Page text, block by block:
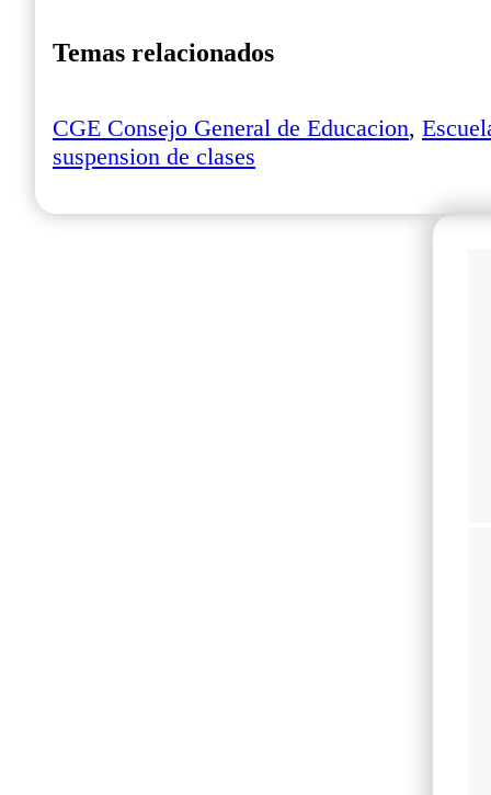
Temas relacionados
CGE Consejo General de Educacion,
suspension de clases